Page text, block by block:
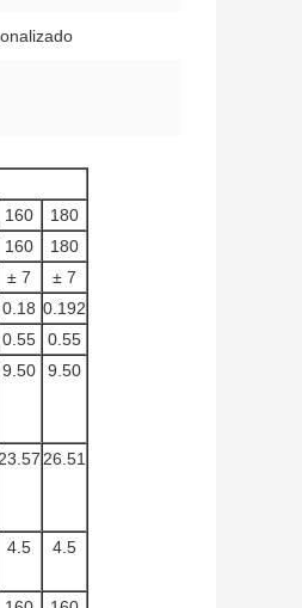
160
180
160
180
± 7
± 7
0.18 0.192
0.55
0.55
9.50 9.50
26.51
4.5 4.5